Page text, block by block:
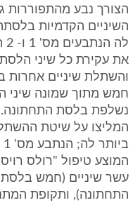
הצורך נבע מהתפוררות
השיניים הקדמיות
את עקירת כל שיני
והשתלת שיניים אחרות
חמש מתוך שמונה שיני
המליצו על שיטת
המוצע טיפול "רולס
עשר שיניים (חמש
התחתונה), ותקופת